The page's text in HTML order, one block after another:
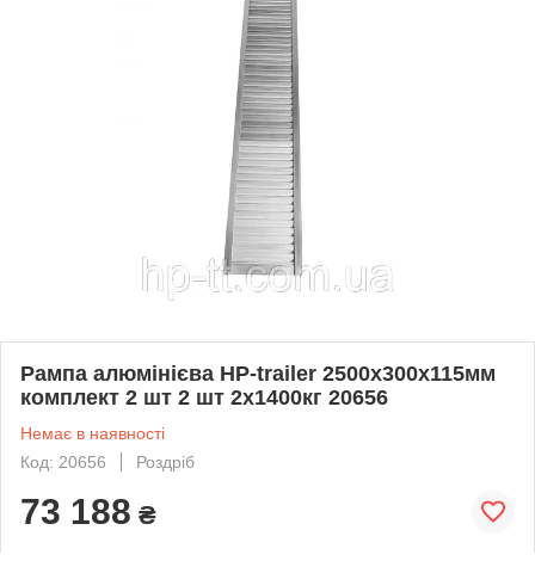
Рампа алюмінієва HP-trailer 2500х300х115мм
комплект 2 шт 2 шт 2х1400кг 20656
Немає в наявності
Код: 20656
Роздріб
73 188 ₴